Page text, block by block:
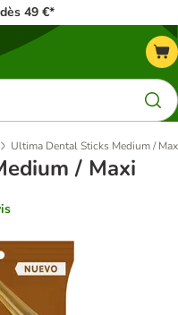
49 €*
Ultima Dental Sticks Medium /
/ Maxi